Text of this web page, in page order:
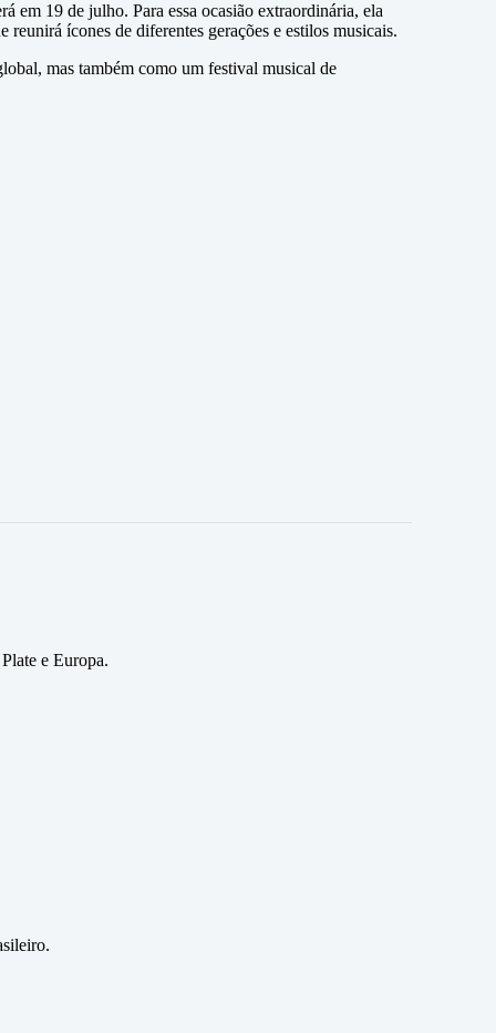
em 19 de julho. Para essa ocasião extraordinária, ela
ícones de diferentes gerações e estilos musicais.
mas também como um festival musical de
e Europa.